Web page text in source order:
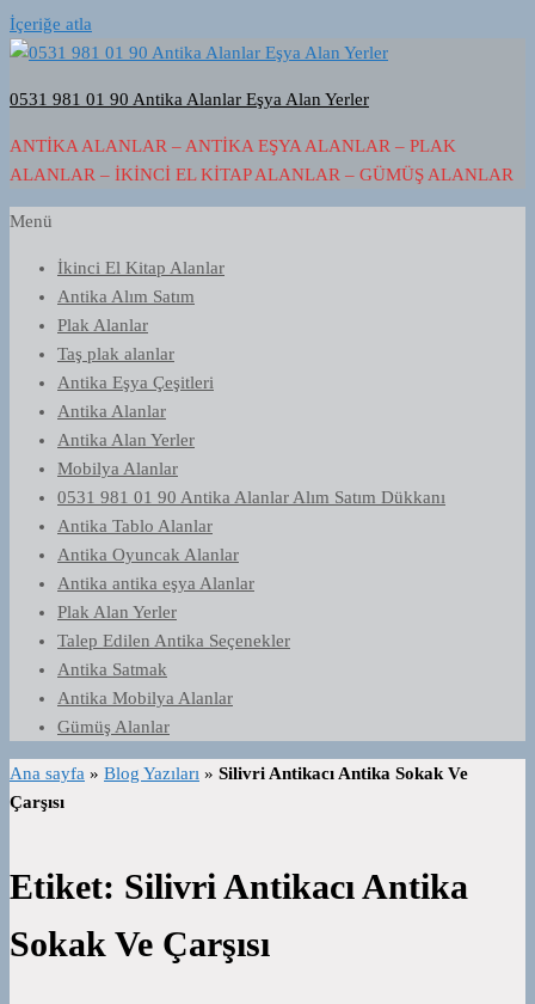
İçeriğe atla
0531 981 01 90 Antika Alanlar Eşya Alan Yerler
ANTIKA ALANLAR – ANTIKA EŞYA ALANLAR – PLAK
ALANLAR – İKINCI EL KITAP ALANLAR – GÜMÜŞ ALANLAR
Menü
İkinci El Kitap Alanlar
Antika Alım Satım
Plak Alanlar
Taş plak alanlar
Antika Eşya Çeşitleri
Antika Alanlar
Antika Alan Yerler
Mobilya Alanlar
0531 981 01 90 Antika Alanlar Alım Satım Dükkanı
Antika Tablo Alanlar
Antika Oyuncak Alanlar
Antika antika eşya Alanlar
Plak Alan Yerler
Talep Edilen Antika Seçenekler
Antika Satmak
Antika Mobilya Alanlar
Gümüş Alanlar
Ana sayfa » Blog Yazıları » Silivri Antikacı Antika Sokak Ve
Çarşısı
Etiket: Silivri Antikacı Antika
Sokak Ve Çarşısı